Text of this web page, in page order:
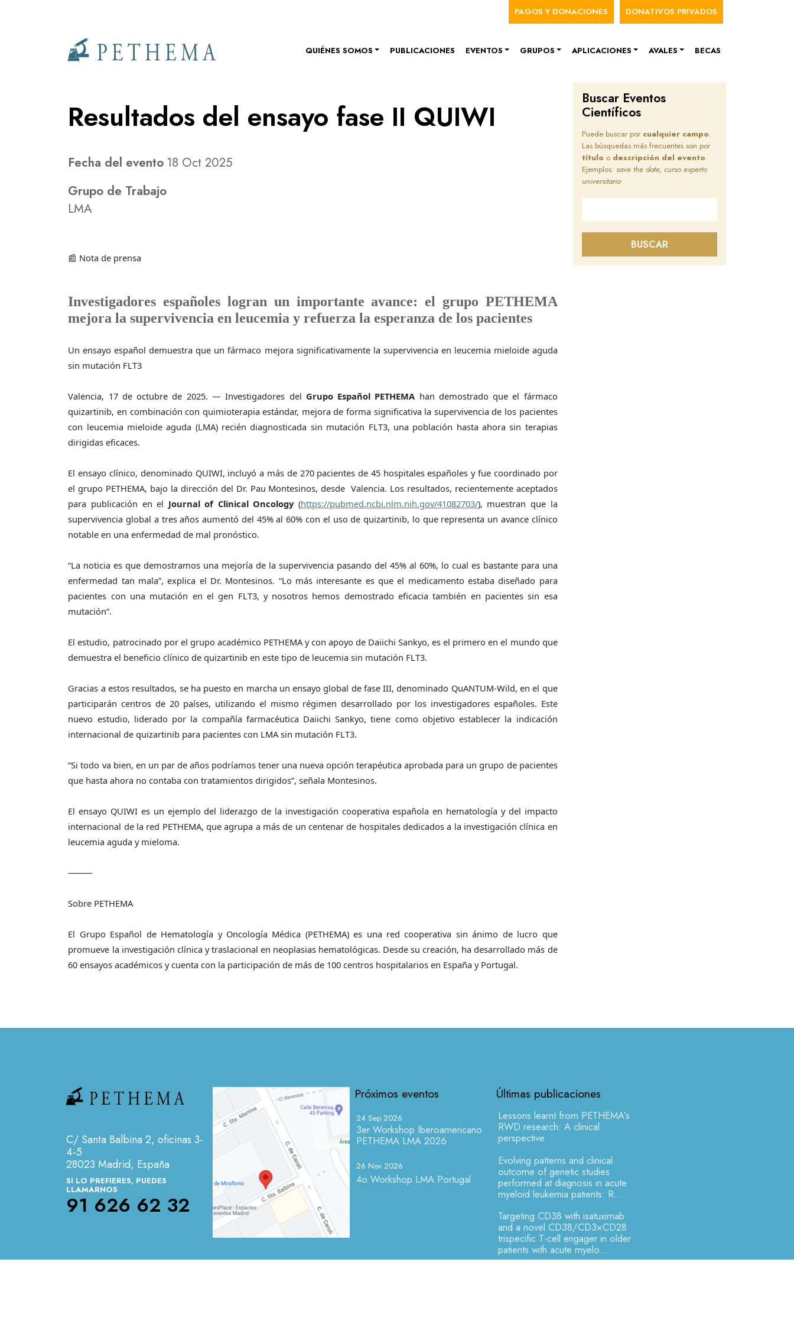
Pasar al contenido principalMenú de cuenta de usuario
PAGOS Y DONACIONES DONATIVOS PRIVADOS
Llevamos la investigación en la sangre. Navegación principal
QUIÉNES SOMOS PUBLICACIONES EVENTOS GRUPOS APLICACIONES AVALES BECAS
Resultados del ensayo fase II QUIWI
Fecha del evento 18 Oct 2025
Grupo de Trabajo
LMA
📰 Nota de prensa
Investigadores españoles logran un importante avance: el grupo PETHEMA
mejora la supervivencia en leucemia y refuerza la esperanza de los pacientes
Un ensayo español demuestra que un fármaco mejora significativamente la supervivencia en leucemia mieloide aguda
sin mutación FLT3
Valencia, 17 de octubre de 2025. — Investigadores del Grupo Español PETHEMA han demostrado que el fármaco
quizartinib, en combinación con quimioterapia estándar, mejora de forma significativa la supervivencia de los pacientes
con leucemia mieloide aguda (LMA) recién diagnosticada sin mutación FLT3, una población hasta ahora sin terapias
dirigidas eficaces.
El ensayo clínico, denominado QUIWI, incluyó a más de 270 pacientes de 45 hospitales españoles y fue coordinado por
el grupo PETHEMA, bajo la dirección del Dr. Pau Montesinos, desde Valencia. Los resultados, recientemente aceptados
para publicación en el Journal of Clinical Oncology (https://pubmed.ncbi.nlm.nih.gov/41082703/), muestran que la
supervivencia global a tres años aumentó del 45% al 60% con el uso de quizartinib, lo que representa un avance clínico
notable en una enfermedad de mal pronóstico.
“La noticia es que demostramos una mejoría de la supervivencia pasando del 45% al 60%, lo cual es bastante para una
enfermedad tan mala”, explica el Dr. Montesinos. “Lo más interesante es que el medicamento estaba diseñado para
pacientes con una mutación en el gen FLT3, y nosotros hemos demostrado eficacia también en pacientes sin esa
mutación”.
El estudio, patrocinado por el grupo académico PETHEMA y con apoyo de Daiichi Sankyo, es el primero en el mundo que
demuestra el beneficio clínico de quizartinib en este tipo de leucemia sin mutación FLT3.
Gracias a estos resultados, se ha puesto en marcha un ensayo global de fase III, denominado QuANTUM-Wild, en el que
participarán centros de 20 países, utilizando el mismo régimen desarrollado por los investigadores españoles. Este
nuevo estudio, liderado por la compañía farmacéutica Daiichi Sankyo, tiene como objetivo establecer la indicación
internacional de quizartinib para pacientes con LMA sin mutación FLT3.
“Si todo va bien, en un par de años podríamos tener una nueva opción terapéutica aprobada para un grupo de pacientes
que hasta ahora no contaba con tratamientos dirigidos”, señala Montesinos.
El ensayo QUIWI es un ejemplo del liderazgo de la investigación cooperativa española en hematología y del impacto
internacional de la red PETHEMA, que agrupa a más de un centenar de hospitales dedicados a la investigación clínica en
leucemia aguda y mieloma.
⸻
Sobre PETHEMA
El Grupo Español de Hematología y Oncología Médica (PETHEMA) es una red cooperativa sin ánimo de lucro que
promueve la investigación clínica y traslacional en neoplasias hematológicas. Desde su creación, ha desarrollado más de
60 ensayos académicos y cuenta con la participación de más de 100 centros hospitalarios en España y Portugal.
Buscar Eventos
Científicos
Puede buscar por cualquier campo.
Las búsquedas más frecuentes son por
título o descripción del evento.
Ejemplos:save the date, curso experto
universitario
BUSCAR
C/ Santa Balbina 2, oficinas 3-
4-5
28023 Madrid, España
SI LO PREFIERES, PUEDES
LLAMARNOS
91 626 62 32
Próximos eventos
24 Sep 2026
3er Workshop Iberoamericano
PETHEMA LMA 2026
26 Nov 2026
4o Workshop LMA Portugal
Últimas publicaciones
Lessons learnt from PETHEMA’s
RWD research: A clinical
perspective
Evolving patterns and clinical
outcome of genetic studies
performed at diagnosis in acute
myeloid leukemia patients: R...
Targeting CD38 with isatuximab
and a novel CD38/CD3×CD28
trispecific T-cell engager in older
patients with acute myelo...